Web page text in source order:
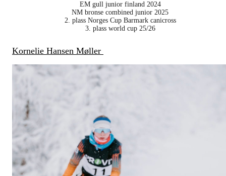
EM gull junior finland 2024
NM bronse combined junior 2025
2. plass Norges Cup Barmark canicross
3. plass world cup 25/26
Kornelie Hansen Møller